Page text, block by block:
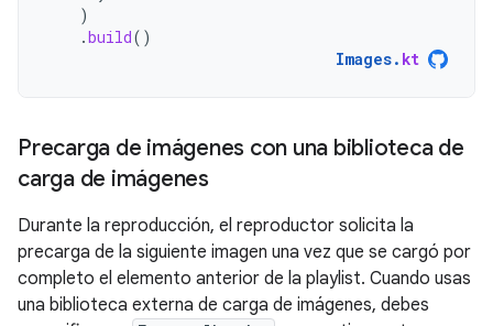
)
.build()
Images. kt
Precarga de imágenes con una biblioteca de
carga de imágenes
Durante la reproducción, el reproductor solicita la
precarga de la siguiente imagen una vez que se cargó por
completo el elemento anterior de la playlist. Cuando usas
una biblioteca externa de carga de imágenes, debes